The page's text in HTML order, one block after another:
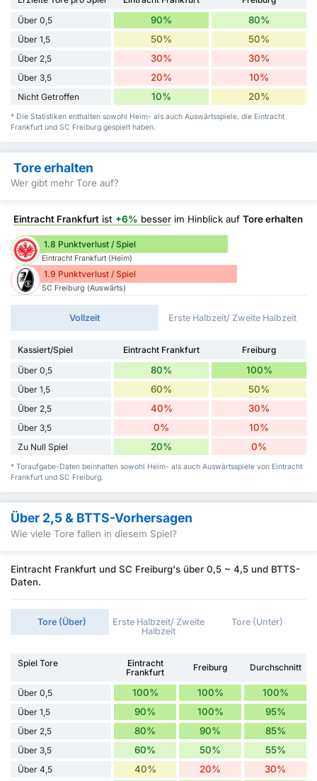
Über 0,5
90% 80%
Über 1,5 50% 50%
Über 2,5 30% 30%
Über 3,5 20% 10%
Nicht Getroffen 10% 20%
* Die Statistiken enthalten sowohl Heim- als auch Auswärtsspiele, die Eintracht
Frankfurt und SC Freiburg gespielt haben.
Tore erhalten
Wer gibt mehr Tore auf?
Eintracht Frankfurt ist +6% besser im Hinblick auf Tore erhalten
1.8 Punktverlust / Spiel
Eintracht Frankfurt (Heim)
1.9 Punktverlust / Spiel
SC Freiburg (Auswärts)
Vollzeit Erste Halbzeit/ Zweite Halbzeit
Kassiert/Spiel Eintracht Frankfurt
Freiburg
Über 0,5
80% 100%
Über 1,5 60% 50%
Über 2,5 40% 30%
Über 3,5 0% 10%
Zu Null Spiel 20% 0%
* Toraufgabe-Daten beinhalten sowohl Heim- als auch Auswärtsspiele von Eintracht
Frankfurt und SC Freiburg.
Über 2,5 & BTTS-Vorhersagen
Wie viele Tore fallen in diesem Spiel?
Eintracht Frankfurt und SC Freiburg's über 0,5 ~ 4,5 und BTTS-
Daten.
Tore (Über)
Erste Halbzeit/ Zweite
Halbzeit
Tore (Unter)
Spiel Tore
Eintracht
Frankfurt
Freiburg Durchschnitt
Über 0,5 100% 100% 100%
Über 1,5 90% 100% 95%
Über 2,5 80% 90% 85%
Über 3,5 60% 50% 55%
Über 4,5 40% 20% 30%